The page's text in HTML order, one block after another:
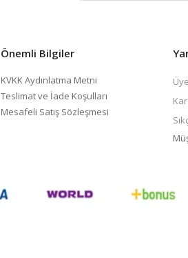
Önemli Bilgiler
KVKK Aydınlatma Metni
Teslimat ve İade Koşulları
Mesafeli Satış Sözleşmesi